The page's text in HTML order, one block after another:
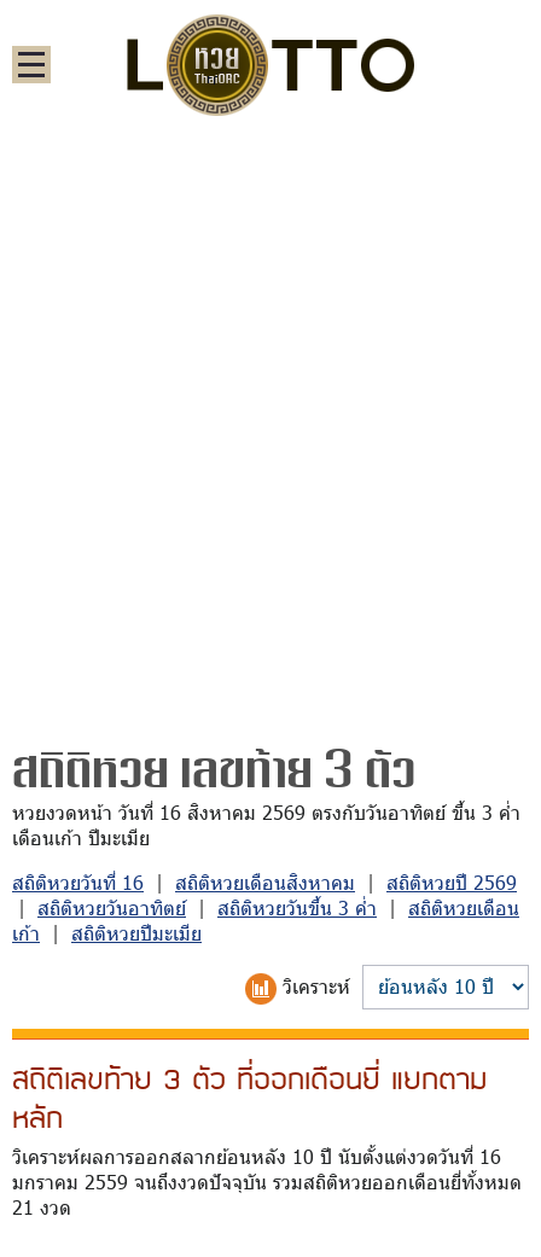
สถิติหวย เลขท้าย 3 ตัว
หวยงวดหน้า วันที่ 16 สิงหาคม 2569 ตรงกับวันอาทิตย์ ขึ้น 3 ค่ำ
เดือนเก้า ปีมะเมีย
สถิติหวยวันที่ 16 | สถิติหวยเดือนสิงหาคม | สถิติหวยปี 2569
| สถิติหวยวันอาทิตย์| สถิติหวยวันขึ้น 3 ค่ำ | สถิติหวยเดือน
เก้า | สถิติหวยปีมะเมีย
วิเคราะห์
สถิติเลขท้าย 3 ตัว ที่ออกเดือนยี่ แยกตาม
หลัก
วิเคราะห์ผลการออกสลากย้อนหลัง 10 ปี นับตั้งแต่งวดวันที่ 16
มกราคม 2559 จนถึงงวดปัจจุบัน รวมสถิติหวยออกเดือนยี่ทั้งหมด
21 งวด